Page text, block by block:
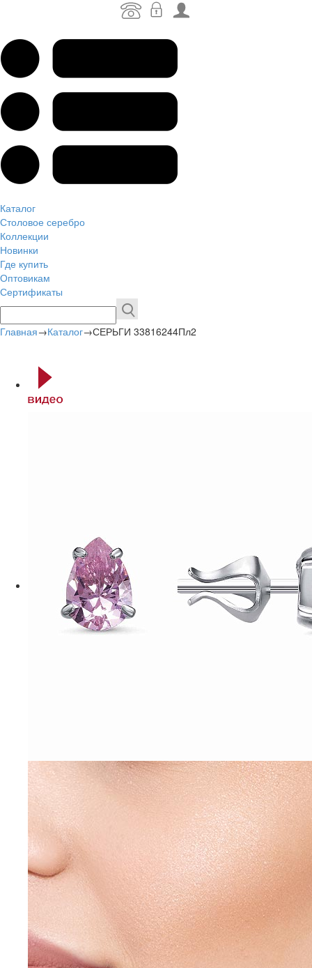
Каталог
Столовое серебро
Коллекции
Новинки
Где купить
Оптовикам
Сертификаты
Главная→Каталог→СЕРЬГИ 33816244Пл2